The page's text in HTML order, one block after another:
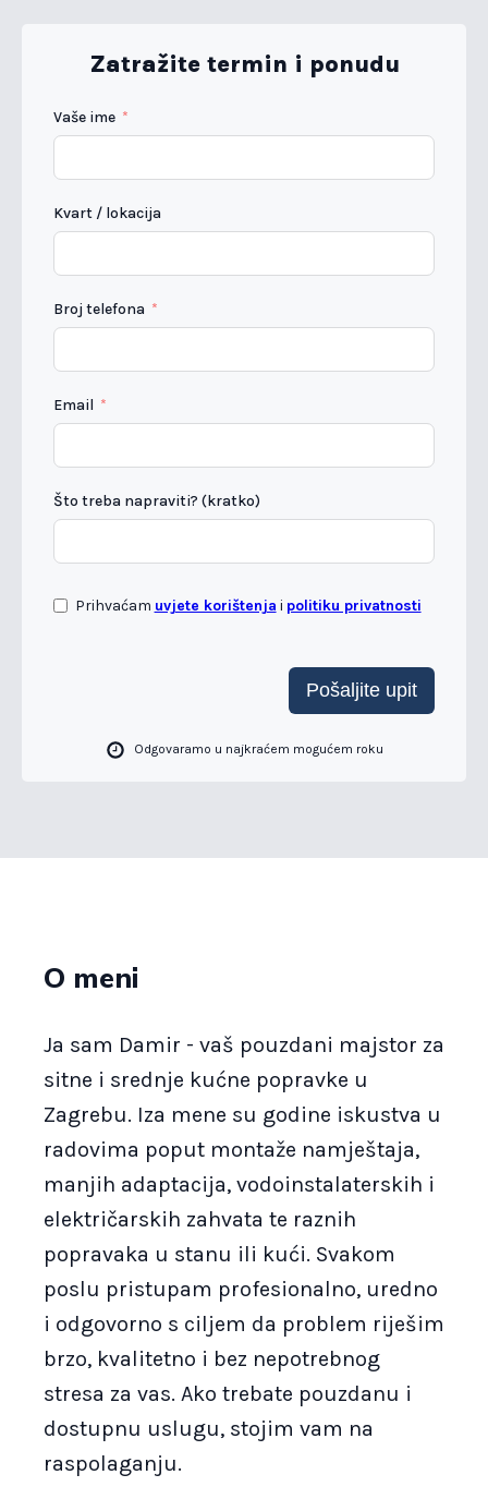
Zatražite termin i ponudu
Vaše ime
Kvart / lokacija
Broj telefona
Email
Što treba napraviti? (kratko)
Prihvaćam uvjete korištenja i politiku privatnosti
Pošaljite upit
Odgovaramo u najkraćem mogućem roku
O meni
Ja sam Damir - vaš pouzdani majstor za
sitne i srednje kućne popravke u
Zagrebu. Iza mene su godine iskustva u
radovima poput montaže namještaja,
manjih adaptacija, vodoinstalaterskih i
električarskih zahvata te raznih
popravaka u stanu ili kući. Svakom
poslu pristupam profesionalno, uredno
i odgovorno s ciljem da problem riješim
brzo, kvalitetno i bez nepotrebnog
stresa za vas. Ako trebate pouzdanu i
dostupnu uslugu, stojim vam na
raspolaganju.